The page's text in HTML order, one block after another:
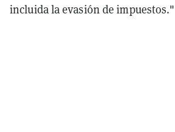
incluida la evasión de impuestos."